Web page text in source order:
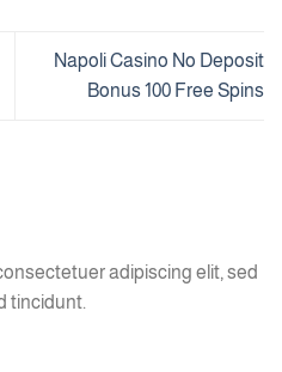
Napoli Casino No Deposit
Bonus 100 Free Spins
adipiscing elit, sed
tincidunt.